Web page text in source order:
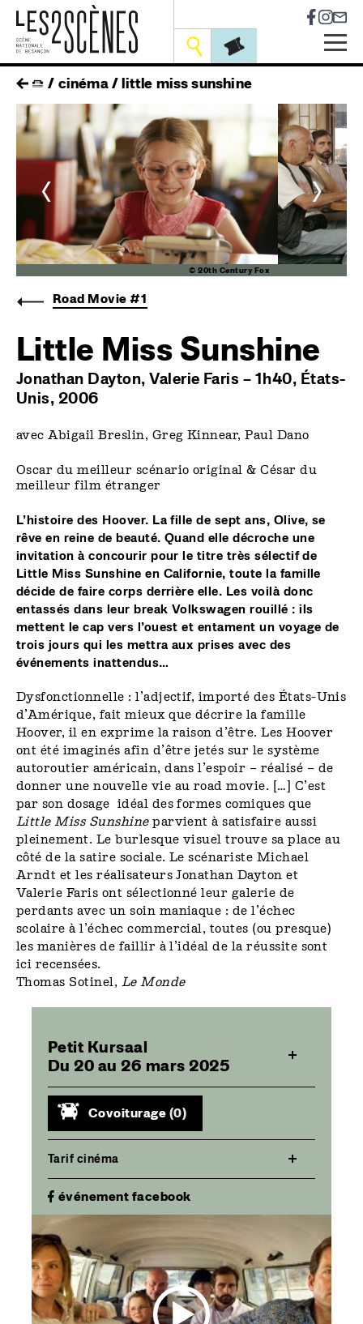
Skip
main
navigation
Outils
fil
d'ariane
cinéma little miss sunshine
<
© 20th Century Fox
>
Road Movie #1
Little Miss Sunshine
Jonathan Dayton, Valerie Faris – 1h40, États-
Unis, 2006
avec Abigail Breslin, Greg Kinnear, Paul Dano
Oscar du meilleur scénario original & César du
meilleur film étranger
L’histoire des Hoover. La fille de sept ans, Olive, se
rêve en reine de beauté. Quand elle décroche une
invitation à concourir pour le titre très sélectif de
Little Miss Sunshine en Californie, toute la famille
décide de faire corps derrière elle. Les voilà donc
entassés dans leur break Volkswagen rouillé : ils
mettent le cap vers l’ouest et entament un voyage de
trois jours qui les mettra aux prises avec des
événements inattendus…
Dysfonctionnelle : l’adjectif, importé des États-Unis
d’Amérique, fait mieux que décrire la famille
Hoover, il en exprime la raison d’être. Les Hoover
ont été imaginés afin d’être jetés sur le système
autoroutier américain, dans l’espoir – réalisé – de
donner une nouvelle vie au road movie. […] C’est
par son dosage idéal des formes comiques que
Little Miss Sunshineparvient à satisfaire aussi
pleinement. Le burlesque visuel trouve sa place au
côté de la satire sociale. Le scénariste Michael
Arndt et les réalisateurs Jonathan Dayton et
Valerie Faris ont sélectionné leur galerie de
perdants avec un soin maniaque : de l’échec
scolaire à l’échec commercial, toutes (ou presque)
les manières de faillir à l’idéal de la réussite sont
ici recensées.
Thomas Sotinel, Le Monde
Petit Kursaal
Du 20 au 26 mars 2025
Covoiturage (0)
Tarif cinéma
événement facebook